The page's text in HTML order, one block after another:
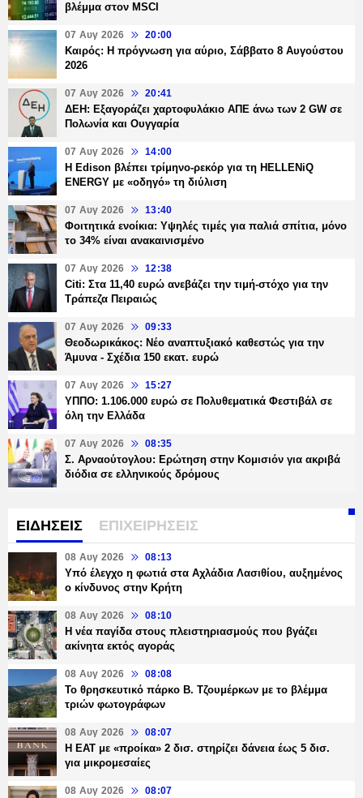
βλέμμα στον MSCI
07 Αυγ 2026 20:00
Καιρός: Η πρόγνωση για αύριο, Σάββατο 8 Αυγούστου
2026
07 Αυγ 2026 20:41
ΔΕΗ: Εξαγοράζει χαρτοφυλάκιο ΑΠΕ άνω των 2 GW σε
Πολωνία και Ουγγαρία
07 Αυγ 2026 14:00
Η Edison βλέπει τρίμηνο-ρεκόρ για τη HELLENiQ
ENERGY με «οδηγό» τη διύλιση
07 Αυγ 2026 13:40
Φοιτητικά ενοίκια: Υψηλές τιμές για παλιά σπίτια, μόνο
το 34% είναι ανακαινισμένο
07 Αυγ 2026 12:38
Citi: Στα 11,40 ευρώ ανεβάζει την τιμή-στόχο για την
Τράπεζα Πειραιώς
07 Αυγ 2026 09:33
Θεοδωρικάκος: Νέο αναπτυξιακό καθεστώς για την
Άμυνα - Σχέδια 150 εκατ. ευρώ
07 Αυγ 2026 15:27
ΥΠΠΟ: 1.106.000 ευρώ σε Πολυθεματικά Φεστιβάλ σε
όλη την Ελλάδα
07 Αυγ 2026 08:35
Σ. Αρναούτογλου: Ερώτηση στην Κομισιόν για ακριβά
διόδια σε ελληνικούς δρόμους
ΕΙΔΗΣΕΙΣ ΕΠΙΧΕΙΡΗΣΕΙΣ
08 Αυγ 2026 08:13
Υπό έλεγχο η φωτιά στα Αχλάδια Λασιθίου, αυξημένος
ο κίνδυνος στην Κρήτη
08 Αυγ 2026 08:10
Η νέα παγίδα στους πλειστηριασμούς που βγάζει
ακίνητα εκτός αγοράς
08 Αυγ 2026 08:08
Το θρησκευτικό πάρκο Β. Τζουμέρκων με το βλέμμα
τριών φωτογράφων
08 Αυγ 2026 08:07
Η ΕΑΤ με «προίκα» 2 δισ. στηρίζει δάνεια έως 5 δισ.
για μικρομεσαίες
08 Αυγ 2026 08:07